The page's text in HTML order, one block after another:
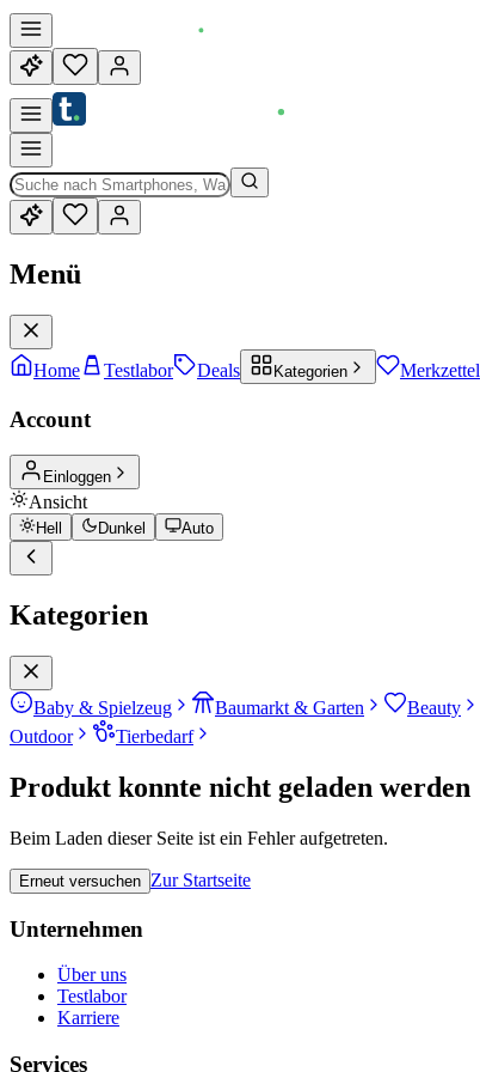
Menü
Home Testlabor Deals Kategorien Merkzettel
Account
Einloggen
Ansicht
Hell Dunkel Auto
Kategorien
Baby & Spielzeug Baumarkt & Garten Beauty
Outdoor
Tierbedarf
Produkt konnte nicht geladen werden
Beim Laden dieser Seite ist ein Fehler aufgetreten.
Erneut versuchen Zur Startseite
Unternehmen
Über uns
Testlabor
Karriere
Services